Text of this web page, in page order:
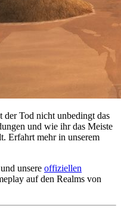
der Tod nicht unbedingt das
und wie ihr das Meiste
Erfahrt mehr in unserem
und unsere offiziellen
auf den Realms von